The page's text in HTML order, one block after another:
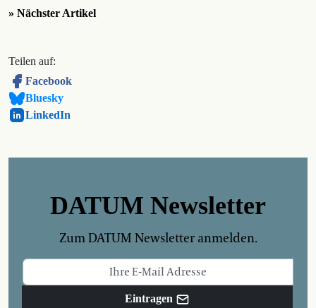
» Nächster Artikel
Teilen auf:
Facebook
Bluesky
LinkedIn
DATUM Newsletter
Zum DATUM Newsletter anmelden.
Eintragen